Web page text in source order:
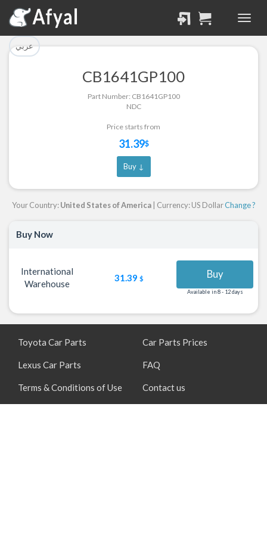
عربي
CB1641GP100
Part Number: CB1641GP100
NDC
Price starts from
31.39$
Buy ↓
Your Country:United States of America| Currency: US DollarChange ?
Buy Now
International
Warehouse
31.39 $ Buy
Available in 8 - 12 days
تم إضافة القطعة بنجاح.
Part Successfully
Selected
تم إضافة القطعة للسلة
بنجاح.
Part Added to Cart
Toyota Car Parts
Lexus Car Parts
Terms & Conditions of Use
Car Parts Prices
FAQ
Contact us